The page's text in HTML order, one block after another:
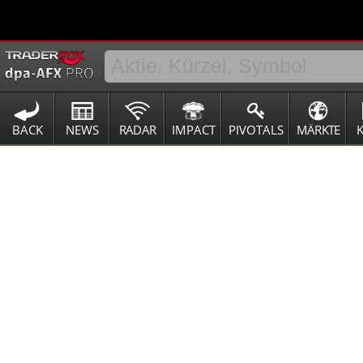
BACK NEWS RADAR IMPACT PIVOTALS MÄRKTE